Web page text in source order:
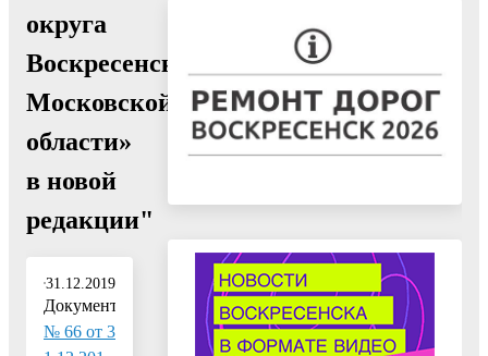
округа
Воскресенск
Московской
области»
в новой
редакции"
31.12.2019
Документ:
№ 66 от 3